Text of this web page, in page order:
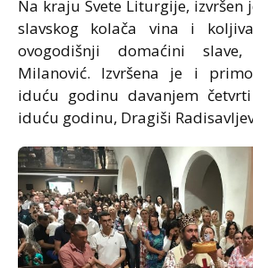
Na kraju Svete Liturgije, izvršen
slavskog kolača vina i
ovogodišnji domaćini
Milanović. Izvršena je i
iduću godinu davanjem
iduću godinu, Dragiši